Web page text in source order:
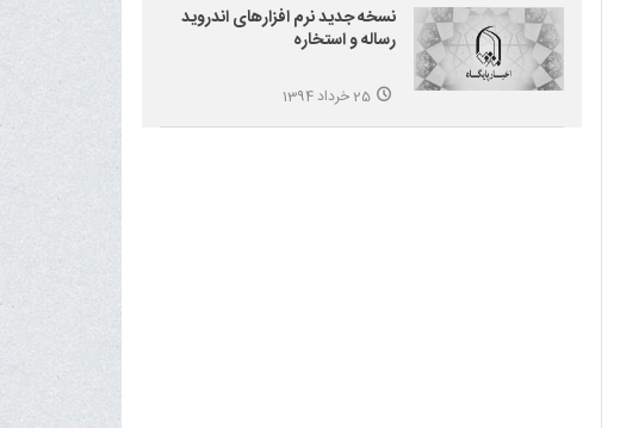
نسخه جدید نرم افزارهای اندروید
رساله و استخاره
25 خرداد 1394